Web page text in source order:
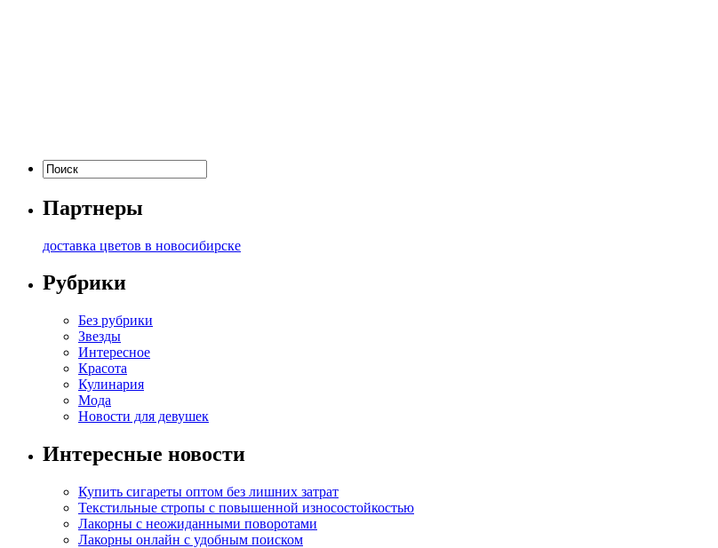
Партнеры
доставка цветов в новосибирске
Рубрики
Без рубрики
Звезды
Интересное
Красота
Кулинария
Мода
Новости для девушек
Интересные новости
Купить сигареты оптом без лишних затрат
Текстильные стропы с повышенной износостойкостью
Лакорны с неожиданными поворотами
Лакорны онлайн с удобным поиском